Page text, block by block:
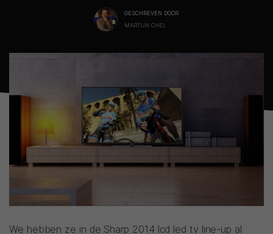
GESCHREVEN DOOR
MARTIJN CHEL
We hebben ze in de Sharp 2014 lcd led tv line-up al